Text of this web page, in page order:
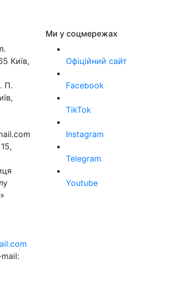
Київ,
П.
Ми у соцмережах
Офіційний сайт
Facebook
TikTok
Instagram
Telegram
Youtube